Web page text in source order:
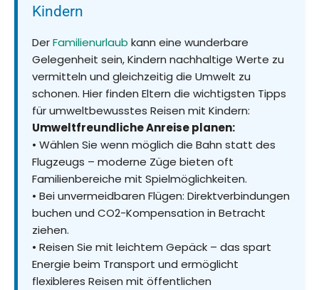
Kindern
DerFamilienurlaub kann eine wunderbare
Gelegenheit sein, Kindern nachhaltige Werte zu
vermitteln und gleichzeitig die Umwelt zu
schonen. Hier finden Eltern die wichtigsten Tipps
für umweltbewusstes Reisen mit Kindern:
Umweltfreundliche Anreise planen:
• Wählen Sie wenn möglich die Bahn statt des
Flugzeugs – moderne Züge bieten oft
Familienbereiche mit Spielmöglichkeiten.
• Bei unvermeidbaren Flügen: Direktverbindungen
buchen und CO2-Kompensation in Betracht
ziehen.
• Reisen Sie mit leichtem Gepäck – das spart
Energie beim Transport und ermöglicht
flexibleres Reisen mit öffentlichen